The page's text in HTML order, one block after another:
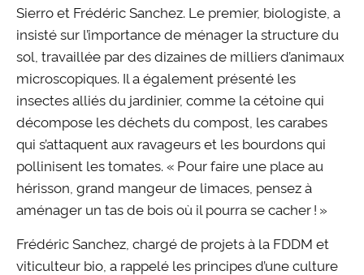
Sierro et Frédéric Sanchez. Le premier, biologiste, a
insisté sur l’importance de ménager la structure du
sol, travaillée par des dizaines de milliers d’animaux
microscopiques. Il a également présenté les
insectes alliés du jardinier, comme la cétoine qui
décompose les déchets du compost, les carabes
qui s’attaquent aux ravageurs et les bourdons qui
pollinisent les tomates. « Pour faire une place au
hérisson, grand mangeur de limaces, pensez à
aménager un tas de bois où il pourra se cacher ! »
Frédéric Sanchez, chargé de projets à la FDDM et
viticulteur bio, a rappelé les principes d’une culture